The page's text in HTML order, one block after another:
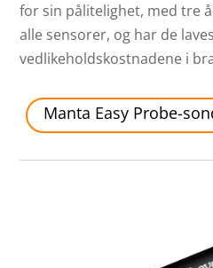
for sin pålitelighet, med tre
alle sensorer, og har de
vedlikeholdskostnadene i
Manta Easy Probe-